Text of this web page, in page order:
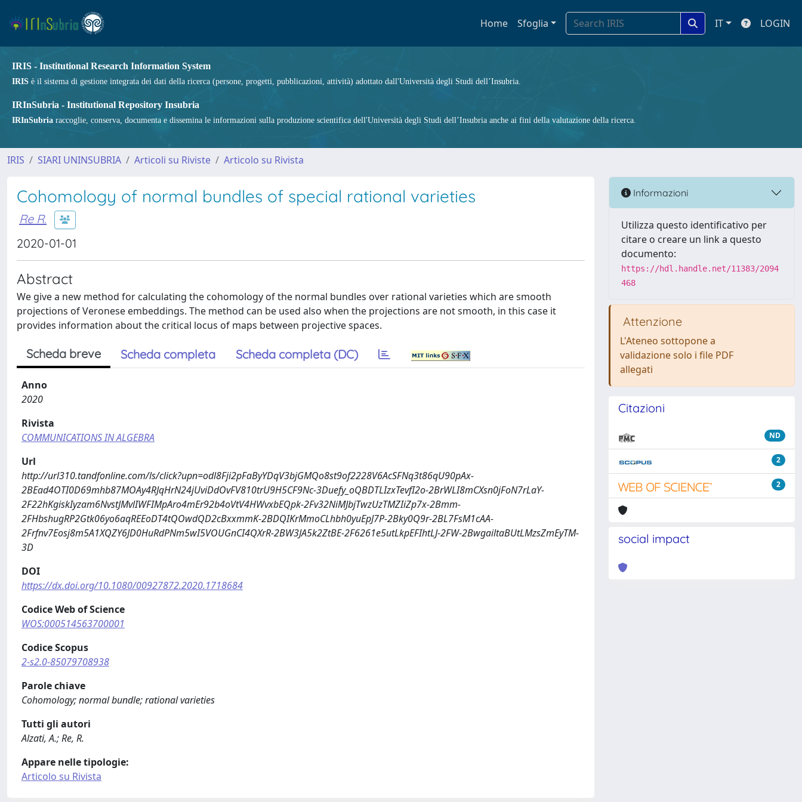
Home Sfoglia IT LOGIN
IRIS - Institutional Research Information System
IRIS è il sistema di gestione integrata dei dati della ricerca (persone, progetti, pubblicazioni, attività) adottato dall'Università degli Studi dell’Insubria.
IRInSubria - Institutional Repository Insubria
IRInSubria raccoglie, conserva, documenta e dissemina le informazioni sulla produzione scientifica dell'Università degli Studi dell’Insubria anche ai fini della valutazione della ricerca.
IRIS SIARI UNINSUBRIA Articoli su Riviste Articolo su Rivista
Cohomology of normal bundles of special rational varieties
Re R.
2020-01-01
Abstract
We give a new method for calculating the cohomology of the normal bundles over rational varieties which are smooth
projections of Veronese embeddings. The method can be used also when the projections are not smooth, in this case it
provides information about the critical locus of maps between projective spaces.
Scheda breve Scheda completa Scheda completa (DC)
Anno
2020
Rivista
COMMUNICATIONS IN ALGEBRA
Url
http://url310.tandfonline.com/ls/click?upn=odl8Fji2pFaByYDqV3bjGMQo8st9of2228V6AcSFNq3t86qU90pAx-
2BEad4OTI0D69mhb87MOAy4RJqHrN24jUviDdOvFV810trU9H5CF9Nc-3Duefy_oQBDTLIzxTevfI2o-2BrWLI8mCXsn0jFoN7rLaY-
2F22hKgiskIyzam6NvstJMvlIWFIMpAro4mEr92b4oVtV4HWvxbEQpk-2Fv32NiMJbjTwzUzTMZIiZp7x-2Bmm-
2FHbshugRP2Gtk06yo6aqREEoDT4tQOwdQD2cBxxmmK-2BDQIKrMmoCLhbh0yuEpJ7P-2Bky0Q9r-2BL7FsM1cAA-
2Frfnv7Eosj8m5A1XQZY6JD0HuRdPNm5wI5VOUGnCI4QXrR-2BW3JA5k2ZtBE-2F6261e5utLkpEFIhtLJ-2FW-2BwgailtaBUtLMzsZmEyTM-
3D
DOI
https://dx.doi.org/10.1080/00927872.2020.1718684
Codice Web of Science
WOS:000514563700001
Codice Scopus
2-s2.0-85079708938
Parole chiave
Cohomology; normal bundle; rational varieties
Tutti gli autori
Alzati, A.; Re, R.
Appare nelle tipologie:
Articolo su Rivista
Informazioni
Utilizza questo identificativo per
citare o creare un link a questo
documento:
https://hdl.handle.net/11383/2094
468
Attenzione
L'Ateneo sottopone a
validazione solo i file PDF
allegati
Citazioni
ND
2
2
social impact